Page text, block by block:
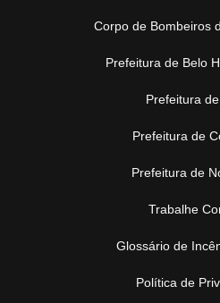
Corpo de Bombeiros
Prefeitura de Belo
Prefeitura
Prefeitura de
Prefeitura de
Trabalhe
Glossário de
Política de